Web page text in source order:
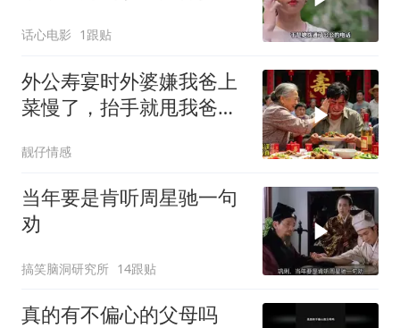
话心电影 1跟贴
外公寿宴时外婆嫌我爸上
菜慢了，抬手就甩我爸三
靓仔情感
当年要是肯听周星驰一句
劝
搞笑脑洞研究所 14跟贴
真的有不偏心的父母吗